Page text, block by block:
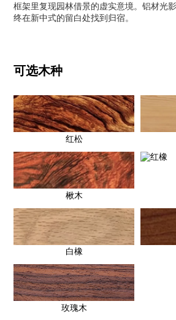
框架里复现园林借景的虚实意境。铝材光
终在新中式的留白处找到归宿。
可选木种
红松
楸木
白橡
玫瑰木